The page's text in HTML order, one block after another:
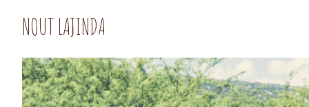
NOUT LAJINDA